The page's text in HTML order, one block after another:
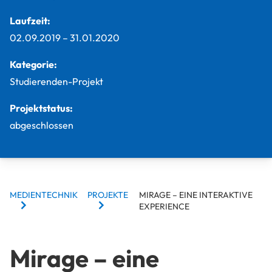
Laufzeit:
02.09.2019 – 31.01.2020
Kategorie:
Studierenden-Projekt
Projektstatus:
abgeschlossen
BREADCRUMBS
MEDIENTECHNIK PROJEKTE
MIRAGE – EINE INTERAKTIVE
EXPERIENCE
Mirage – eine